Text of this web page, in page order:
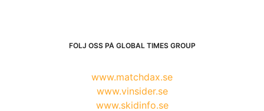
FÖLJ OSS PÅ GLOBAL TIMES GROUP
www.matchdax.se
www.vinsider.se
www.skidinfo.se